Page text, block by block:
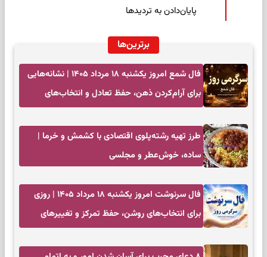
پایان‌دادن به تردیدها
برترین‌ها
فال شمع امروز یکشنبه ۱۸ مرداد ۱۴۰۵ | نشانه‌هایی
برای آرام‌کردن ذهن، حفظ تعادل و انتخاب‌های
طرز تهیه رشته‌پلوی اقتصادی با کشمش و خرما |
ساده، خوش‌عطر و مجلسی
فال سرنوشت امروز یکشنبه ۱۸ مرداد ۱۴۰۵ | روزی
برای انتخاب‌های روشن، حفظ تمرکز و تغییرهای